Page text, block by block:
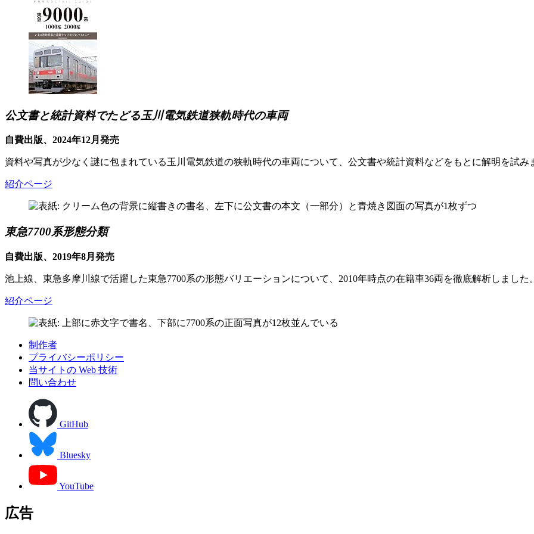
公文書と統計資料でたどる玉川電気鉄道狭軌時代の車両
自費出版、2024年12月発売
資料や写真が少なく謎に包まれている玉川電気鉄道の狭軌時代の車両について、公文書や統計資料などをもとに解明を試み
紹介ページ
東急7700系形態分類
自費出版、2019年8月発売
池上線、東急多摩川線で活躍した東急7700系の形態バリエーションについて、2010年時点の在籍車36両を徹底解析しました
紹介ページ
制作者
プライバシーポリシー
当サイトの Web 技術
問い合わせ
GitHub
Bluesky
YouTube
広告